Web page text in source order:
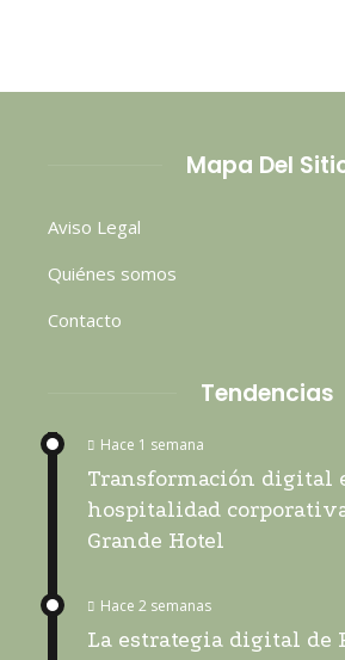
Mapa Del
Aviso Legal
Quiénes somos
Contacto
Tendencias
Hace 1 semana
Transformación digital
hospitalidad
Grande Hotel
Hace 2 semanas
La estrategia digital de